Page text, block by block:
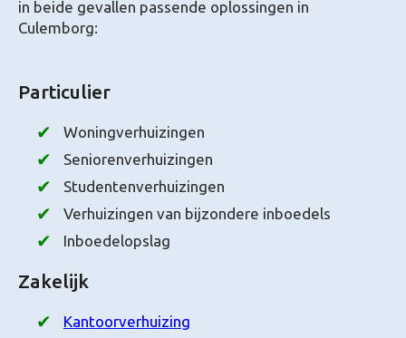
in beide gevallen passende oplossingen in
Culemborg:
Particulier
Woningverhuizingen
Seniorenverhuizingen
Studentenverhuizingen
Verhuizingen van bijzondere inboedels
Inboedelopslag
Zakelijk
Kantoorverhuizing